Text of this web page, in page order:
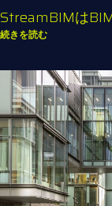
StreamBIMは
続きを読む